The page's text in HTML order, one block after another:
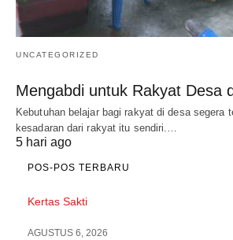
UNCATEGORIZED
Mengabdi untuk Rakyat Desa
Kebutuhan belajar bagi rakyat di desa segera
kesadaran dari rakyat itu sendiri.…
5 hari ago
POS-POS TERBARU
Kertas Sakti
AGUSTUS 6, 2026